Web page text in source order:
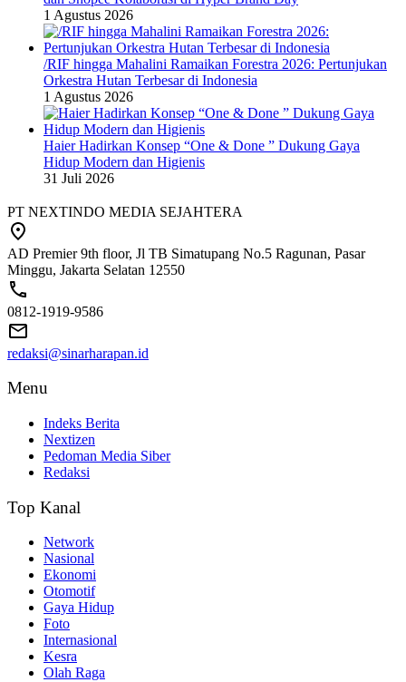
1 Agustus 2026
/RIF hingga Mahalini Ramaikan Forestra 2026: Pertunjukan
Orkestra Hutan Terbesar di Indonesia
1 Agustus 2026
Haier Hadirkan Konsep “One & Done ” Dukung Gaya
Hidup Modern dan Higienis
31 Juli 2026
PT NEXTINDO MEDIA SEJAHTERA
AD Premier 9th floor, Jl TB Simatupang No.5 Ragunan, Pasar
Minggu, Jakarta Selatan 12550
0812-1919-9586
redaksi@sinarharapan.id
Menu
Indeks Berita
Nextizen
Pedoman Media Siber
Redaksi
Top Kanal
Network
Nasional
Ekonomi
Otomotif
Gaya Hidup
Foto
Internasional
Kesra
Olah Raga